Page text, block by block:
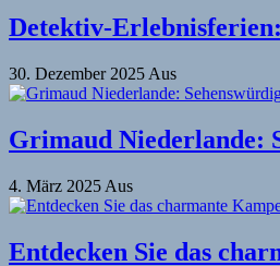
Detektiv-
30. Dezember 2025 Aus
Grimaud Niederlande:
4. März 2025 Aus
Entdecken Sie das